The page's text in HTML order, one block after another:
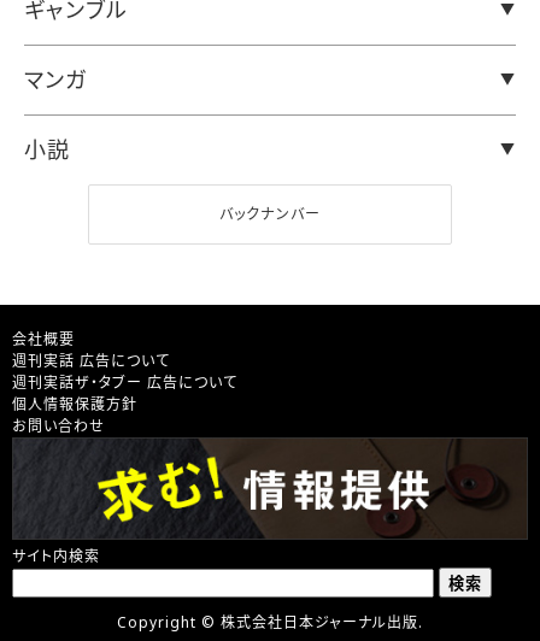
ギャンブル
マンガ
小説
バックナンバー
会社概要
週刊実話 広告について
週刊実話ザ・タブー 広告について
個人情報保護方針
お問い合わせ
サイト内検索
Copyright © 株式会社日本ジャーナル出版.